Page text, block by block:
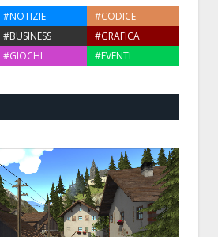
#NOTIZIE
#CODICE
#BUSINESS
#GRAFICA
#GIOCHI #EVENTI